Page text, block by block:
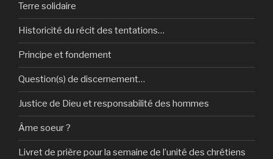
Terre solidaire
Historicité du récit des tentations…
Principe et fondement
Question(s) de discernement…
Justice de Dieu et responsabilité des hommes
Âme soeur ?
Livret de prière pour la semaine de l’unité des chrétiens